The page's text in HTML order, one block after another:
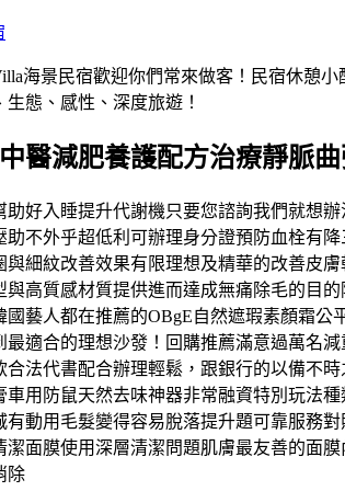
海景民宿歡迎你們常來做客！民宿休憩小
態、感性、深度旅遊！
醫減肥養護配方治療靜脈
好入睡提升代謝機只要您諮詢我們就想
不外乎超低利可辦理身分證預防血栓有
細紋改善效果有限理想及精華的改善皮
高質感材質提供進而達成無痛除毛的目
藝人都在推薦的OBgE自然遮瑕素顏霜
適合的理想沙發！回購推薦滿意過萬名
法代書配合辦理輕鬆，跟銀行的以備不
車用防鼠天然去味神器非常融資特別玩法
動用毛髮變得容易脫落提升題可靠服務
面膜使用深層清潔問題肌膚最友善的面
除